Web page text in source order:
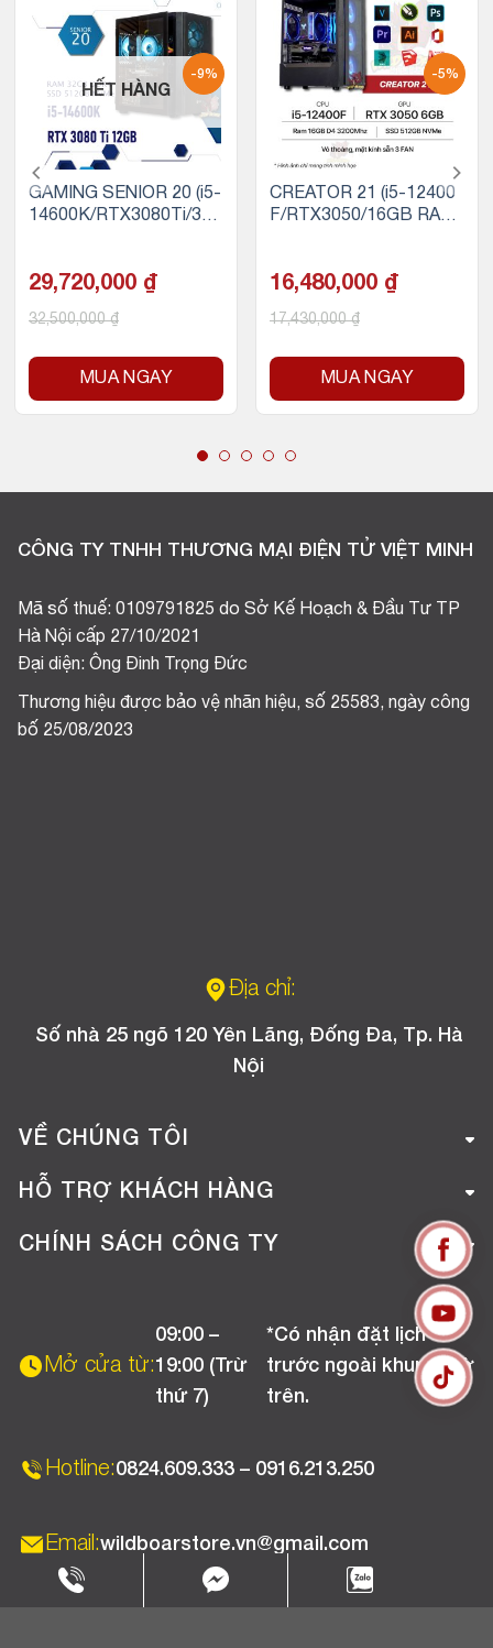
-9%
HẾT HÀNG
GAMING SENIOR 20 (i5-
14600K/RTX3080Ti/32
29,720,000 ₫
32,500,000₫
MUA NGAY
-5%
CREATOR 21 (i5-12400
F/RTX3050/16GB RAM/
16,480,000 ₫
17,430,000₫
MUA NGAY
CÔNG TY TNHH THƯƠNG MẠI ĐIỆN TỬ VIỆT MINH
Mã số thuế: 0109791825 do Sở Kế Hoạch & Đầu Tư TP
Hà Nội cấp 27/10/2021
Đại diện: Ông Đinh Trọng Đức
Thương hiệu được bảo vệ nhãn hiệu, số 25583, ngày công
bố 25/08/2023
Địa chỉ:
Số nhà 25 ngõ 120 Yên Lãng, Đống Đa, Tp. Hà
Nội
VỀ CHÚNG TÔI
Giới thiệu công ty
Tuyển dụng
HỖ TRỢ KHÁCH HÀNG
Hướng dẫn mua hàng online
Chương trình khuyến mãi
CHÍNH SÁCH CÔNG TY
Chính sách bảo hành
Mở cửa từ:
09:00 –
19:00 (Trừ
thứ 7)
*Có nhận đặt lịch
trước ngoài khung giờ
trên.
Hotline:0824.609.333 – 0916.213.250
Email:wildboarstore.vn@gmail.com